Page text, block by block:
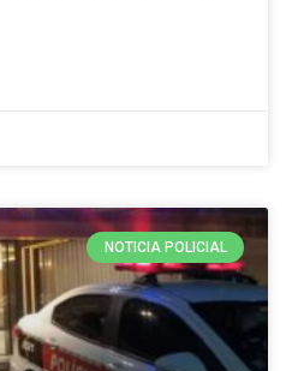
NOTICIA POLICIAL